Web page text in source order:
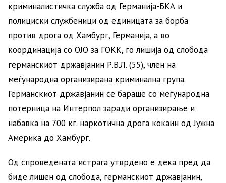
криминалистичка служба од Германија-БКА и
полициски службеници од единицата за борба
против дрога од Хамбург, Германија, а во
координација со ОЈО за ГОКК, го лишија од слобода
германскиот државјанин Р.В.Л. (55), член на
меѓународна организирана криминална група.
Германскиот државјанин се бараше со меѓународна
потерница на Интерпол заради организирање и
набавка на 700 кг. наркотична дрога кокаин од Јужна
Америка до Хамбург.
Од спроведената истрага утврдено е дека пред да
биде лишен од слобода, германскиот државјанин,